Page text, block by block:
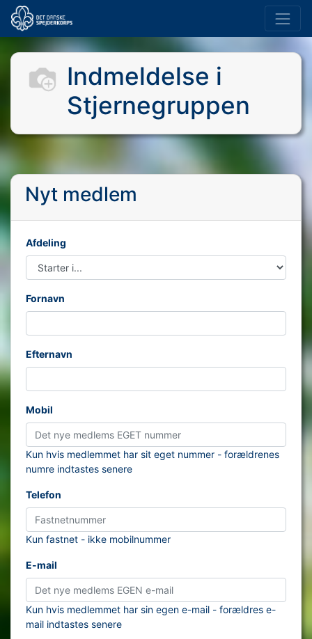
Indmeldelse i
Stjernegruppen
Nyt medlem
Afdeling
Fornavn
Efternavn
Mobil
Kun hvis medlemmet har sit eget nummer - forældrenes
numre indtastes senere
Telefon
Kun fastnet - ikke mobilnummer
E-mail
Kun hvis medlemmet har sin egen e-mail - forældres e-
mail indtastes senere